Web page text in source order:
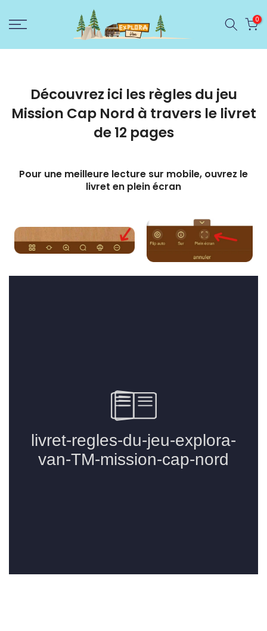
et
0
Découvrez ici les règles du jeu
Mission Cap Nord à travers le livret
de 12 pages
Pour une meilleure lecture sur mobile, ouvrez le
livret en plein écran